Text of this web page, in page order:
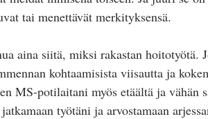
tai menettävät merkityksensä.
aina siitä, miksi rakastan hoitotyötä.
kohtaamisista viisautta ja
MS-potilaitani myös etäältä ja vähän
työtäni ja arvostamaan